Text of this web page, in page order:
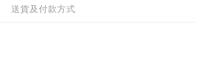
送貨及付款方式